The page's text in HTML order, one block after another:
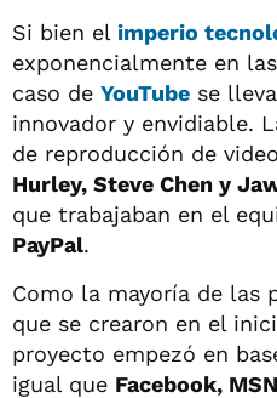
Si bien el imperio
exponencialmente en
caso de YouTube se
innovador y envidiable.
de reproducción de
Hurley, Steve Chen y
que trabajaban en el
PayPal.
Como la mayoría de las
que se crearon en el
proyecto empezó en
igual que Facebook,